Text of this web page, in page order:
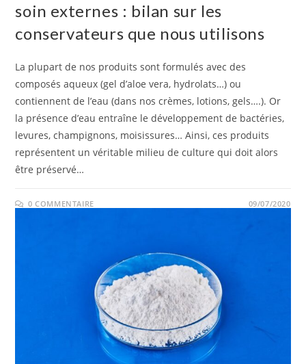
soin externes : bilan sur les
conservateurs que nous utilisons
La plupart de nos produits sont formulés avec des
composés aqueux (gel d’aloe vera, hydrolats…) ou
contiennent de l’eau (dans nos crèmes, lotions, gels….). Or
la présence d’eau entraîne le développement de bactéries,
levures, champignons, moisissures… Ainsi, ces produits
représentent un véritable milieu de culture qui doit alors
être préservé…
0 COMMENTAIRE 09/07/2020